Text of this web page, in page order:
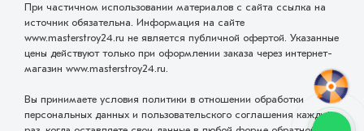
При частичном использовании материалов с сайта ссылка на
источник обязательна. Информация на сайте
www.masterstroy24.ru не является публичной офертой. Указанные
цены действуют только при оформлении заказа через интернет-
магазин www.masterstroy24.ru.
Вы принимаете условия политики в отношении обработки
персональных данных и пользовательского соглашения каждый